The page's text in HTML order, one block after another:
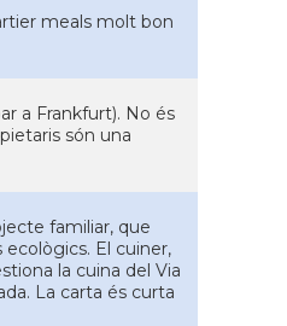
meals molt bon
a Frankfurt). No és
són una
familiar, que
El cuiner,
la cuina del Via
La carta és curta